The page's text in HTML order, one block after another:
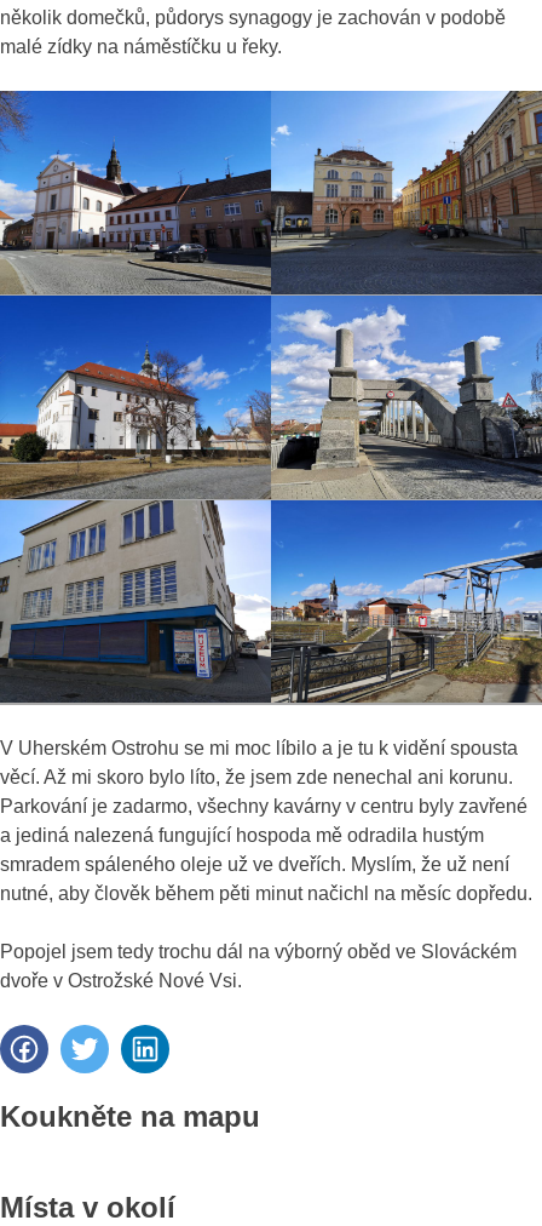
několik domečků, půdorys synagogy je zachován v podobě
malé zídky na náměstíčku u řeky.
V Uherském Ostrohu se mi moc líbilo a je tu k vidění spousta
věcí. Až mi skoro bylo líto, že jsem zde nenechal ani korunu.
Parkování je zadarmo, všechny kavárny v centru byly zavřené
a jediná nalezená fungující hospoda mě odradila hustým
smradem spáleného oleje už ve dveřích. Myslím, že už není
nutné, aby člověk během pěti minut načichl na měsíc dopředu.
Popojel jsem tedy trochu dál na výborný oběd ve Slováckém
dvoře v Ostrožské Nové Vsi.
Koukněte na mapu
Místa v okolí